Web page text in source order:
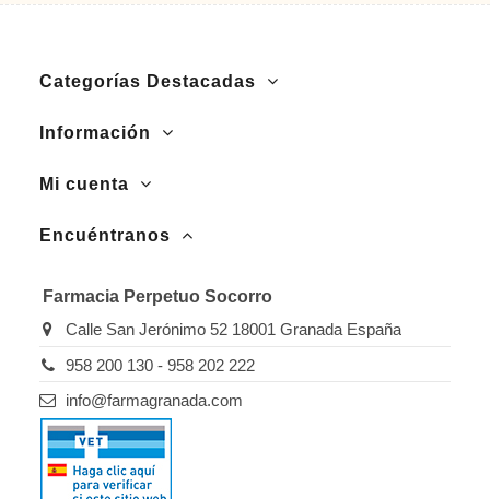
Categorías Destacadas
Información
Mi cuenta
Encuéntranos
Farmacia Perpetuo Socorro
Calle San Jerónimo 52 18001 Granada España
958 200 130 - 958 202 222
info@farmagranada.com